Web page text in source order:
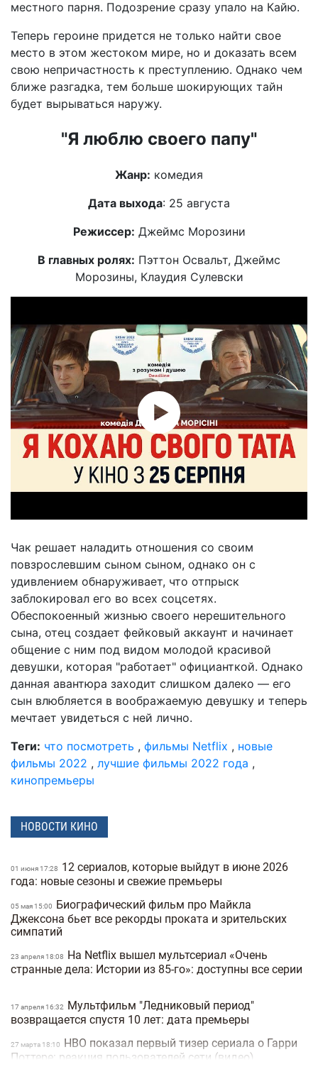
местного парня. Подозрение сразу упало на Кайю.
Теперь героине придется не только найти свое
место в этом жестоком мире, но и доказать всем
свою непричастность к преступлению. Однако чем
ближе разгадка, тем больше шокирующих тайн
будет вырываться наружу.
"Я люблю своего папу"
Жанр: комедия
Дата выхода: 25 августа
Режиссер: Джеймс Морозини
В главных ролях: Пэттон Освальт, Джеймс
Морозины, Клаудия Сулевски
Чак решает наладить отношения со своим
повзрослевшим сыном сыном, однако он с
удивлением обнаруживает, что отпрыск
заблокировал его во всех соцсетях.
Обеспокоенный жизнью своего нерешительного
сына, отец создает фейковый аккаунт и начинает
общение с ним под видом молодой красивой
девушки, которая "работает" официанткой. Однако
данная авантюра заходит слишком далеко — его
сын влюбляется в воображаемую девушку и теперь
мечтает увидеться с ней лично.
Теги: что посмотреть , фильмы Netflix , новые
фильмы 2022 , лучшие фильмы 2022 года ,
кинопремьеры
НОВОСТИ КИНО
01 июня 17:28
12 сериалов, которые выйдут в июне 2026
года: новые сезоны и свежие премьеры
05 мая 15:00
Биографический фильм про Майкла
Джексона бьет все рекорды проката и зрительских
симпатий
23 апреля 18:08
На Netflix вышел мультсериал «Очень
странные дела: Истории из 85-го»: доступны все серии
17 апреля 16:32
Мультфильм "Ледниковый период"
возвращается спустя 10 лет: дата премьеры
27 марта 18:10
HBO показал первый тизер сериала о Гарри
Поттере: реакция пользователей сети (видео)